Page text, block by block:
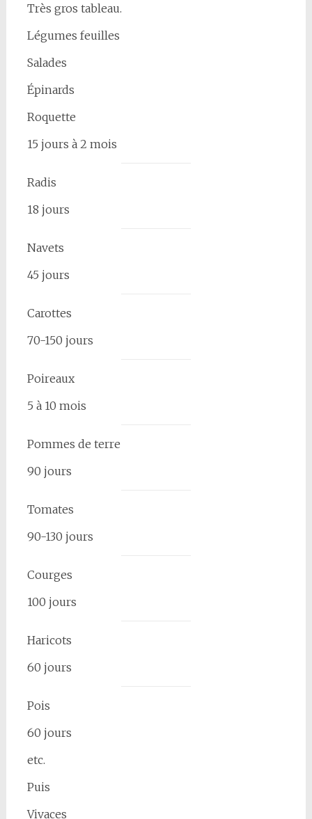
Très gros tableau.
Légumes feuilles
Salades
Épinards
Roquette
15 jours à 2 mois
Radis
18 jours
Navets
45 jours
Carottes
70-150 jours
Poireaux
5 à 10 mois
Pommes de terre
90 jours
Tomates
90-130 jours
Courges
100 jours
Haricots
60 jours
Pois
60 jours
etc.
Puis
Vivaces